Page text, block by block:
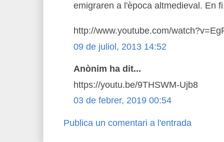
emigraren a l'època altmedieval. En
http://www.youtube.com/
09 de juliol, 2013 14:52
Anònim ha dit...
https://youtu.be/9THSWM-Ujb8
03 de febrer, 2019 00:54
Publica un comentari a l'entrada